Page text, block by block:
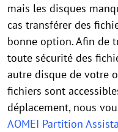
mais les disques
cas transférer des
bonne option. Afin de
toute sécurité des
autre disque de votre
fichiers sont
déplacement, nous
AOMEI Partition